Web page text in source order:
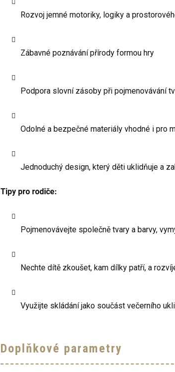
Rozvoj jemné motoriky, logiky a
Zábavné poznávání přírody formou hry
Podpora slovní zásoby při pojmenovávání
Odolné a bezpečné materiály vhodné i pro
Jednoduchý design, který děti uklidňuje a
Tipy pro rodiče:
Pojmenovávejte společně tvary a barvy,
Nechte dítě zkoušet, kam dílky patří, a
Využijte skládání jako součást večerního
Doplňkové parametry